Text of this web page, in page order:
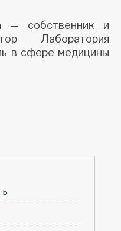
— собственник и
Лаборатория
в сфере медицины